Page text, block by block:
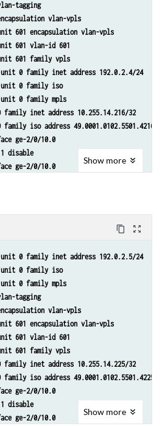
lo0.0
ge-2/0/10.0
ge-2/0/11.0
lo0.0
10.255.14.225 interface ge-2/0/
10.255.14.225 interface ge-2/0/
10.255.14.225 interface ge-2/0/5.601
id 10.255.14.217
tagging
vlan-vpls
601 encapsulation vlan-vpls
601 vlan-id 601
601 family vpls
0 family inet address 192.0.2.4/24
0 family iso
0 family mpls
inet address 10.255.14.216/32
iso address
ge-2/0/10.0
disable
ge-2/0/10.0
ge-2/0/10.0
protocols vpls neighbor
10.255.14.216
Show more
content_copy zoom_out_map
0 family inet address 192.0.2.5/24
0 family iso
0 family mpls
tagging
vlan-vpls
601 encapsulation vlan-vpls
601 vlan-id 601
601 family vpls
inet address 10.255.14.225/32
iso address
ge-2/0/10.0
disable
ge-2/0/10.0
Show more